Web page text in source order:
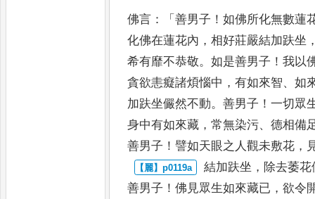
佛言 ： 「善男子 ！如佛所化無數蓮
化佛在蓮花內 ，相好莊嚴結加趺坐
希有靡不恭敬。如是善男子 ！我以
貪欲恚癡諸煩惱中 ，有如來智、如
加趺坐儼然不動。善男子 ！一切眾
身中有如來藏 ，常無染污、德相備
善男子 ！譬如天眼之人觀未敷花 ，
結加趺坐 ， 除去萎
善男子 ！佛見眾生如來藏已 ，欲令